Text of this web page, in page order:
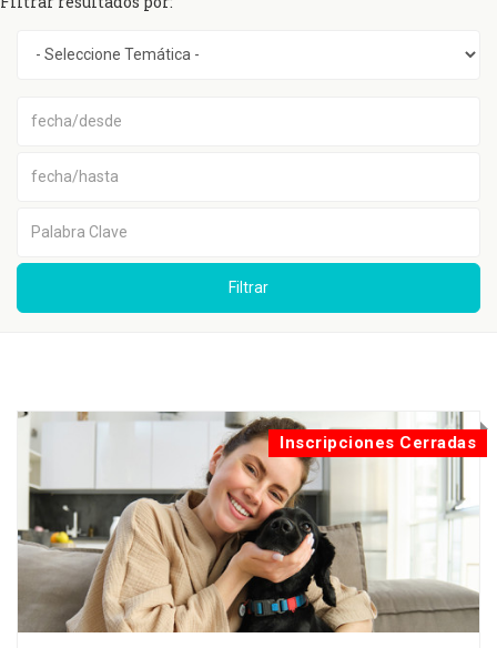
Filtrar
Inscripciones Cerradas